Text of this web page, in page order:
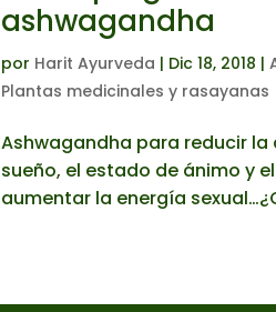
ashwagandha
por Harit Ayurveda | Dic 18, 2018 |
Plantas medicinales y rasayanas
Ashwagandha para reducir
sueño, el estado de ánimo y
aumentar la energía